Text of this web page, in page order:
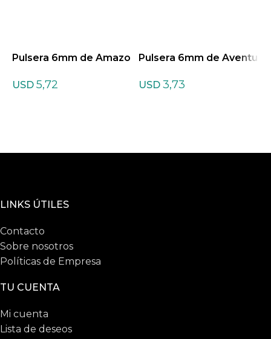
Pulsera 6mm de Amazo
USD 5,72
Pulsera 6mm de Aventu
USD 3,73
LINKS ÚTILES
Contacto
Sobre nosotros
Políticas de Empresa
TU CUENTA
Mi cuenta
Lista de deseos